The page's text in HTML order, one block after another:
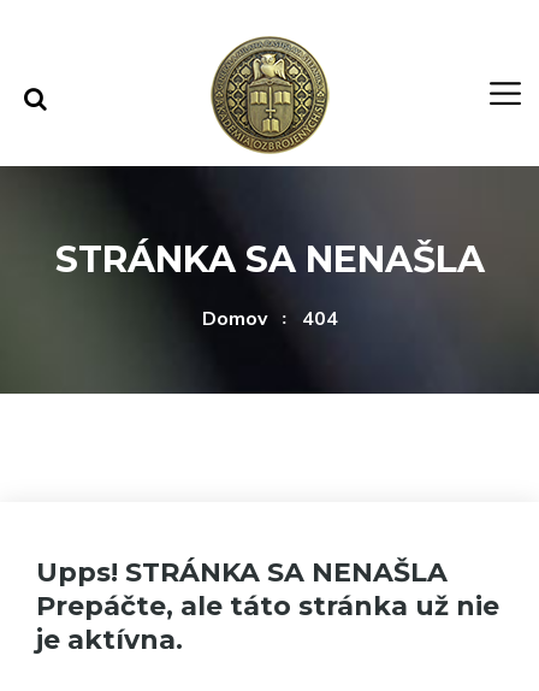
STRÁNKA SA NENAŠLA
Domov 404
Upps! STRÁNKA SA NENAŠLA
Prepáčte, ale táto stránka už nie
je aktívna.